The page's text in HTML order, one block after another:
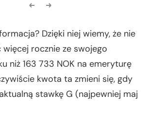
Dzięki niej wiemy, że nie
więcej rocznie ze swojego
niż 163 733 NOK na emeryturę
kwota ta zmieni się, gdy
stawkę G (najpewniej maj